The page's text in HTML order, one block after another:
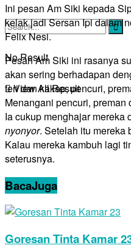
No Result
View All Result
Ini pesan Am Siki kepada
kelak jadi Sersan Ipi dalam
Felix Nesi.
Pesan Am Siki ini rasanya
akan sering berhadapan
teri dan kakap, pencuri,
Menangani pencuri,
Ia cukup menghajar mereka
nyonyor. Setelah itu mereka
Kalau mereka kambuh lagi
seterusnya.
BacaJuga
Goresan Tinta Kamar